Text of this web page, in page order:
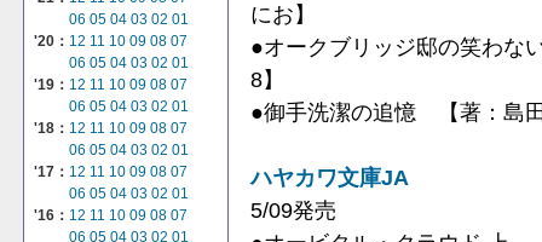
06 05 04 03 02 01
'20： 12 11 10 09 08 07
06 05 04 03 02 01
'19： 12 11 10 09 08 07
06 05 04 03 02 01
'18： 12 11 10 09 08 07
06 05 04 03 02 01
'17： 12 11 10 09 08 07
06 05 04 03 02 01
'16： 12 11 10 09 08 07
06 05 04 03 02 01
にお】
●オークブリッジ邸の笑わ
8】
●御手洗潔の追憶 【著：島
ハヤカワ文庫JA
5/09発売